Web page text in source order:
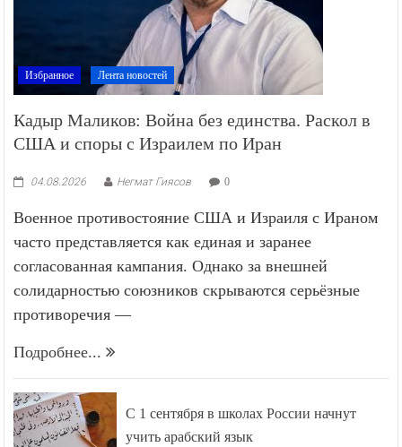
Избранное Лента новостей
Кадыр Маликов: Война без единства. Раскол в
США и споры с Израилем по Иран
04.08.2026 Негмат Гиясов 0
Военное противостояние США и Израиля с Ираном
часто представляется как единая и заранее
согласованная кампания. Однако за внешней
солидарностью союзников скрываются серьёзные
противоречия —
Подробнее...
С 1 сентября в школах России начнут
учить арабский язык